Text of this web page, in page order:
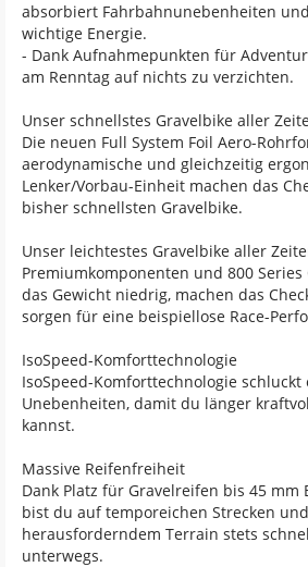
absorbiert Fahrbahnunebenheiten
wichtige Energie.
- Dank Aufnahmepunkten für
am Renntag auf nichts zu verzichten.
Unser schnellstes Gravelbike aller
Die neuen Full System Foil Aero-
aerodynamische und gleichzeitig
Lenker/Vorbau-Einheit machen das
bisher schnellsten Gravelbike.
Unser leichtestes Gravelbike aller
Premiumkomponenten und 800 Series
das Gewicht niedrig, machen das
sorgen für eine beispiellose Race-
IsoSpeed-Komforttechnologie
IsoSpeed-Komforttechnologie
Unebenheiten, damit du länger
kannst.
Massive Reifenfreiheit
Dank Platz für Gravelreifen bis 45 mm
bist du auf temporeichen Strecken
herausforderndem Terrain stets
unterwegs.